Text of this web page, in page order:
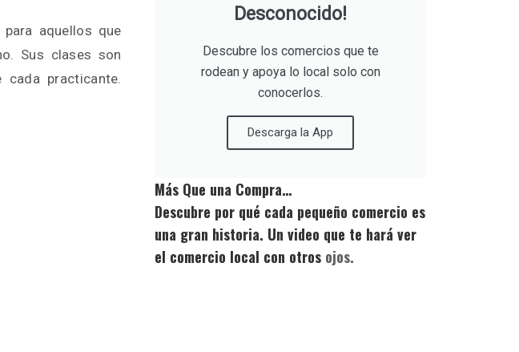
aquellos que
Sus clases son
practicante.
Desconocido!
Descubre los comercios que te
rodean y apoya lo local solo con
conocerlos.
Descarga la App
Más Que una Compra…
Descubre por qué cada pequeño comercio es
una gran historia. Un video que te hará ver
el comercio local con otros ojos.